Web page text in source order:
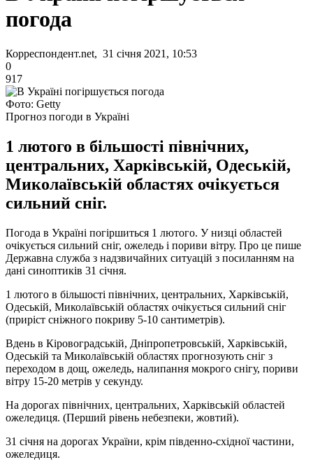
погода
Корреспондент.net, 31 січня 2021, 10:53
0
917
Фото: Getty
Прогноз погоди в Україні
1 лютого в більшості північних,
центральних, Харківській, Одеській,
Миколаївській областях очікується
сильний сніг.
Погода в Україні погіршиться 1 лютого. У низці областей
очікується сильний сніг, ожеледь і пориви вітру. Про це пише
Державна служба з надзвичайних ситуацій з посиланням на
дані синоптиків 31 січня.
1 лютого в більшості північних, центральних, Харківській,
Одеській, Миколаївській областях очікується сильний сніг
(приріст сніжного покриву 5-10 сантиметрів).
Вдень в Кіровоградській, Дніпропетровській, Харківській,
Одеській та Миколаївській областях прогнозують сніг з
переходом в дощ, ожеледь, налипання мокрого снігу, пориви
вітру 15-20 метрів у секунду.
На дорогах північних, центральних, Харківській областей
ожеледиця. (Перший рівень небезпеки, жовтий).
31 січня на дорогах України, крім південно-східної частини,
ожеледиця.